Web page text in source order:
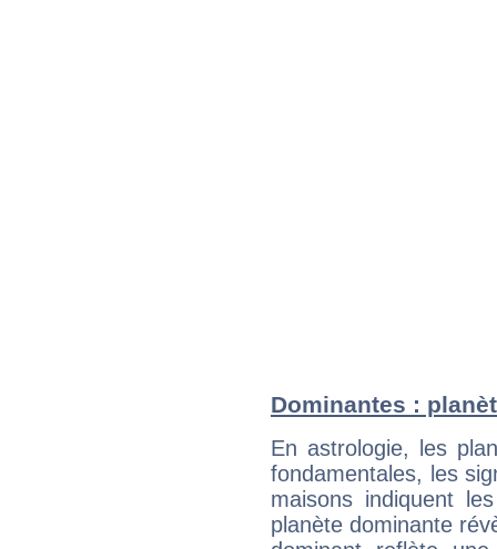
Dominantes :
En astrologie, les
fondamentales, les
maisons indiquent
planète dominante